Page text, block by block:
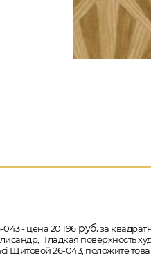
- цена 20 196руб.за
. Гладкая поверхность
Щитовой 26-043, положите